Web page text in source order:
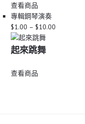
查看商品
專輯鋼琴演奏
$1.00 – $10.00
起來跳舞
查看商品